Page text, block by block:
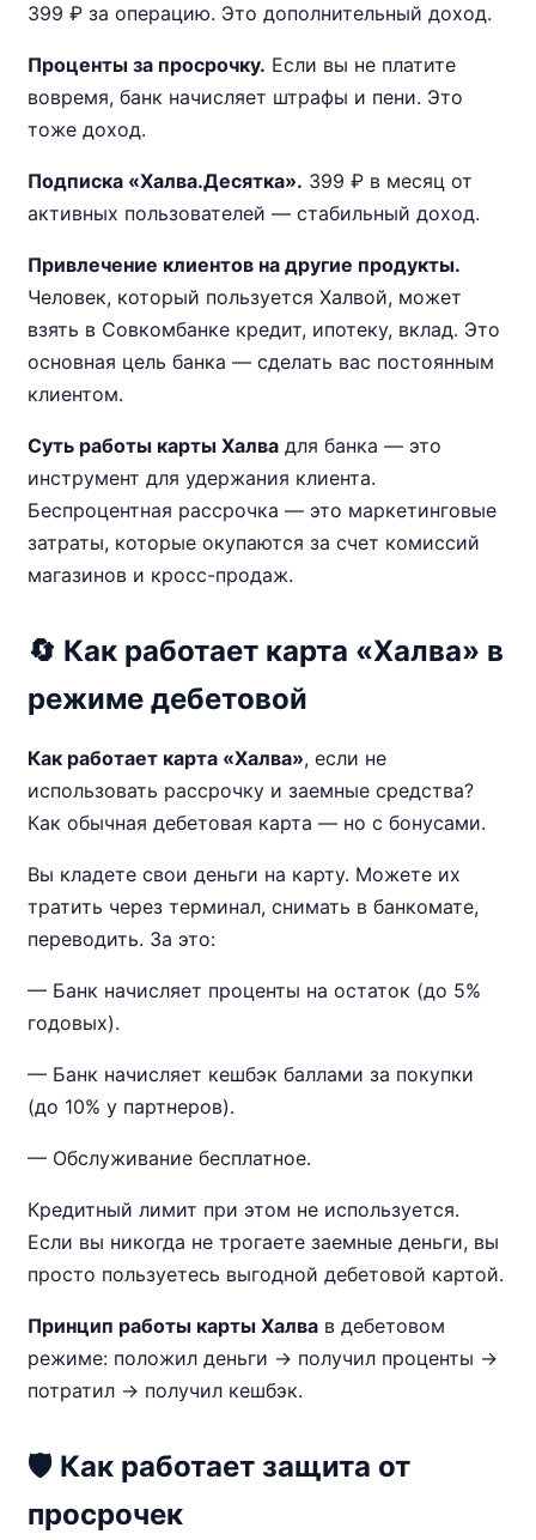
399 ₽ за операцию. Это дополнительный доход.
Проценты за просрочку. Если вы не платите
вовремя, банк начисляет штрафы и пени. Это
тоже доход.
Подписка «Халва.Десятка». 399 ₽ в месяц от
активных пользователей — стабильный доход.
Привлечение клиентов на другие продукты.
Человек, который пользуется Халвой, может
взять в Совкомбанке кредит, ипотеку, вклад. Это
основная цель банка — сделать вас постоянным
клиентом.
Суть работы карты Халва для банка — это
инструмент для удержания клиента.
Беспроцентная рассрочка — это маркетинговые
затраты, которые окупаются за счет комиссий
магазинов и кросс-продаж.
🔄 Как работает карта «Халва» в
режиме дебетовой
Как работает карта «Халва», если не
использовать рассрочку и заемные средства?
Как обычная дебетовая карта — но с бонусами.
Вы кладете свои деньги на карту. Можете их
тратить через терминал, снимать в банкомате,
переводить. За это:
— Банк начисляет проценты на остаток (до 5%
годовых).
— Банк начисляет кешбэк баллами за покупки
(до 10% у партнеров).
— Обслуживание бесплатное.
Кредитный лимит при этом не используется.
Если вы никогда не трогаете заемные деньги, вы
просто пользуетесь выгодной дебетовой картой.
Принцип работы карты Халва в дебетовом
режиме: положил деньги → получил проценты →
потратил → получил кешбэк.
🛡️ Как работает защита от
просрочек